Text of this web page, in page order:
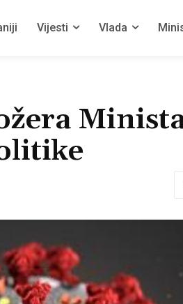
Vijesti Vlada